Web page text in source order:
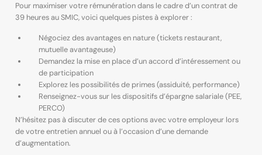
Pour maximiser votre rémunération dans le cadre d’un contrat de
39 heures au SMIC, voici quelques pistes à explorer :
Négociez des avantages en nature (tickets restaurant,
mutuelle avantageuse)
Demandez la mise en place d’un accord d’intéressement ou
de participation
Explorez les possibilités de primes (assiduité, performance)
Renseignez-vous sur les dispositifs d’épargne salariale (PEE,
PERCO)
N’hésitez pas à discuter de ces options avec votre employeur lors
de votre entretien annuel ou à l’occasion d’une demande
d’augmentation.